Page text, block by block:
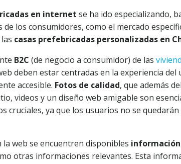
en internet se ha ido especializando,
los consumidores, como el mercado
casas prefebricadas personalizadas en
B2C (de negocio a consumidor) de las
deben estar centradas en la experiencia
accesible. Fotos de calidad, que además
videos y un diseño web amigable son
cruciales, ya que los usuarios no se
la web se encuentren disponibles
otras informaciones relevantes. Esta